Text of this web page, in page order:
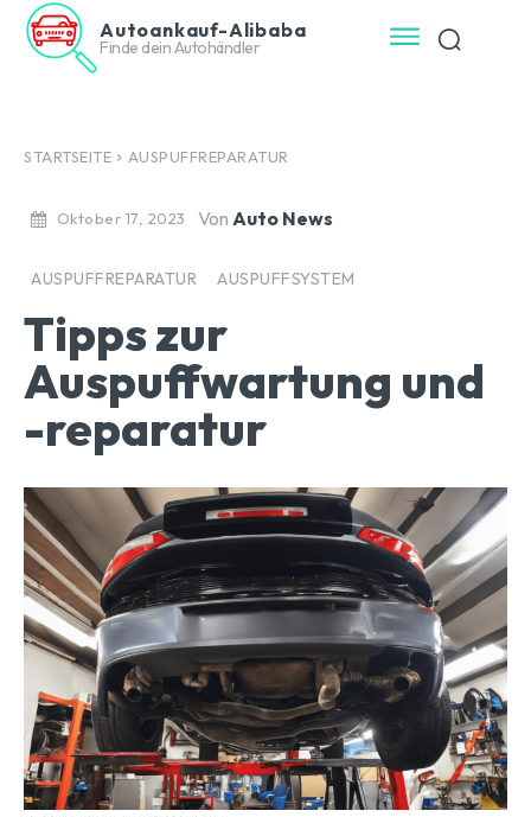
Autoankauf-Alibaba
Finde dein Autohändler
STARTSEITE AUSPUFFREPARATUR
Oktober 17, 2023 Von Auto News
AUSPUFFREPARATUR AUSPUFFSYSTEM
Tipps zur
Auspuffwartung und
-reparatur